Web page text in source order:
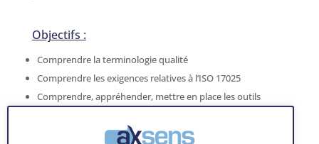
Objectifs :
Comprendre la terminologie qualité
Comprendre les exigences relatives à l’ISO 17025
Comprendre, appréhender, mettre en place les outils
Alimenter le plan d’actions d’accréditation par des points